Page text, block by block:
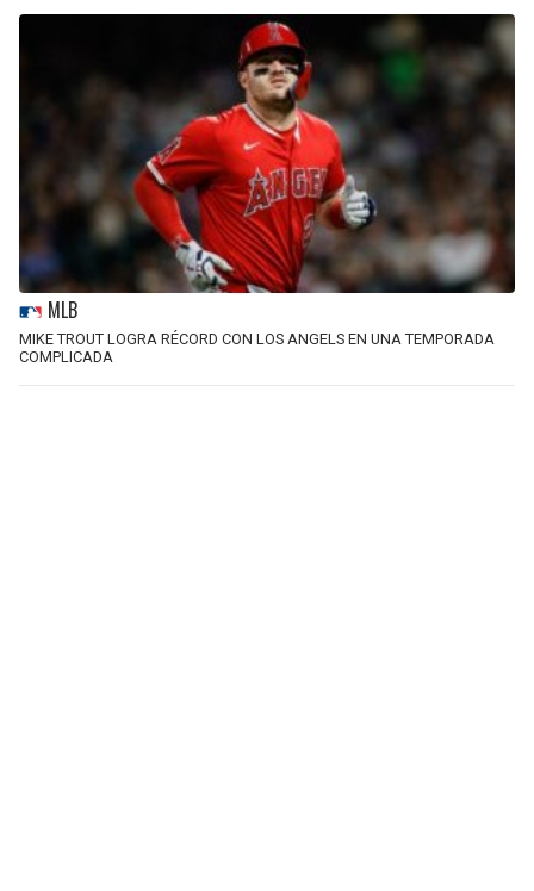
MLB
MIKE TROUT LOGRA RÉCORD CON LOS ANGELS EN UNA TEMPORADA
COMPLICADA